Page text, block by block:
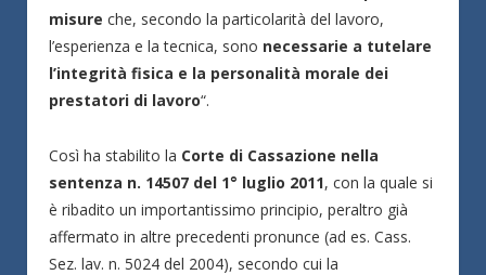
misure che, secondo la particolarità del lavoro,
l’esperienza e la tecnica, sono necessarie a tutelare
l’integrità fisica e la personalità morale dei
prestatori di lavoro“.
Così ha stabilito la Corte di Cassazione nella
sentenza n. 14507 del 1° luglio 2011, con la quale si
è ribadito un importantissimo principio, peraltro già
affermato in altre precedenti pronunce (ad es. Cass.
Sez. lav. n. 5024 del 2004), secondo cui la